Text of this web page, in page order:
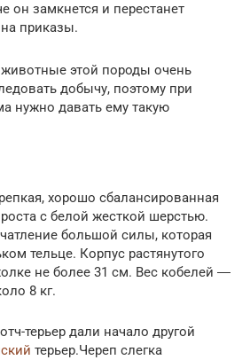
он замкнется и перестанет
на приказы.
этой породы очень
добычу, поэтому при
нужно давать ему такую
хорошо сбалансированная
с белой жесткой шерстью.
большой силы, которая
тельце. Корпус растянутого
не более 31 см. Вес кобелей ―
8 кг.
терьер дали начало другой
терьер.Череп слегка